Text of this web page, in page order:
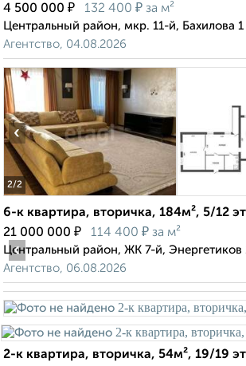
4 500 000 ₽ 132 400 ₽ за м²
Центральный район, мкр. 11-й, Бахилова 1
Агентство, 04.08.2026
2/2
‹
6-к квартира, вторичка, 184м², 5/12
21 000 000 ₽ 114 400 ₽ за м²
Центральный район, ЖК 7-й, Энергетиков
Агентство, 06.08.2026
‹
2-к квартира, вторичка, 54м², 19/19